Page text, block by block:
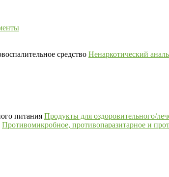
Ненаркотический
Продукты для оздоровительного/
Противомикробное, противопаразитарное и